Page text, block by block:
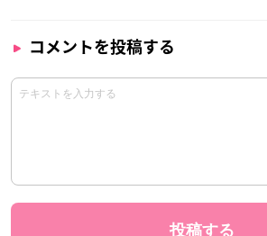
コメントを投稿する